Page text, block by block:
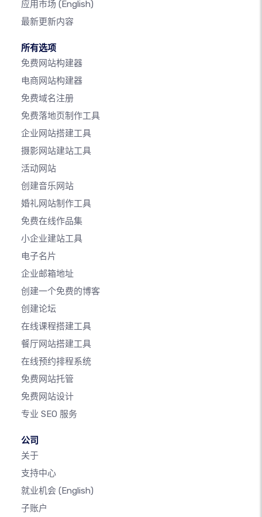
应用市场 (English)
最新更新内容
所有选项
免费网站构建器
电商网站构建器
免费域名注册
免费落地页制作工具
企业网站搭建工具
摄影网站建站工具
活动网站
创建音乐网站
婚礼网站制作工具
免费在线作品集
小企业建站工具
电子名片
企业邮箱地址
创建一个免费的博客
创建论坛
在线课程搭建工具
餐厅网站搭建工具
在线预约排程系统
免费网站托管
免费网站设计
专业 SEO 服务
公司
关于
支持中心
就业机会 (English)
子账户